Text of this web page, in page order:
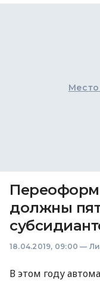
должны
18.04.2019, 09:00 —
В этом году